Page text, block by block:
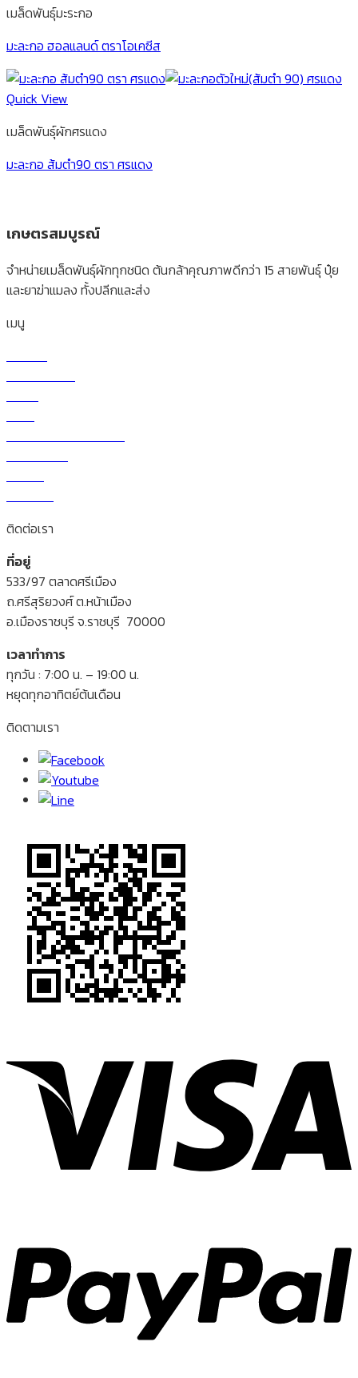
เมล็ดพันธุ์มะระกอ
มะละกอ ฮอลแลนด์ ตราโอเคซีส
Quick View
เมล็ดพันธุ์ผักศรแดง
มะละกอ ส้มตำ90 ตรา ศรแดง
เกษตรสมบูรณ์
จำหน่ายเมล็ดพันธุ์ผักทุกชนิด ต้นกล้าคุณภาพดีกว่า 15 สายพันธุ์ ปุ๋ย
และยาฆ่าแมลง ทั้งปลีกและส่ง
เมนู
ติดต่อเรา
ที่อยู่
533/97 ตลาดศรีเมือง
ถ.ศรีสุริยวงศ์ ต.หน้าเมือง
อ.เมืองราชบุรี จ.ราชบุรี 70000
เวลาทำการ
ทุกวัน : 7:00 น. – 19:00 น.
หยุดทุกอาทิตย์ต้นเดือน
ติดตามเรา